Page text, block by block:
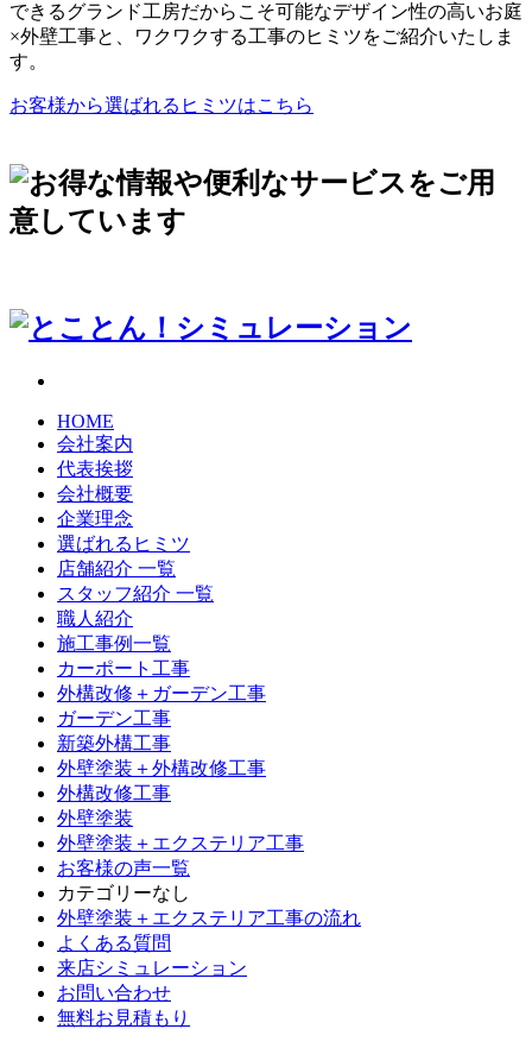
できるグランド工房だからこそ可能なデザイン性の高いお庭
×外壁工事と、ワクワクする工事のヒミツをご紹介いたしま
す。
お客様から選ばれるヒミツはこちら
HOME
会社案内
代表挨拶
会社概要
企業理念
選ばれるヒミツ
店舗紹介 一覧
スタッフ紹介 一覧
職人紹介
施工事例一覧
カーポート工事
外構改修＋ガーデン工事
ガーデン工事
新築外構工事
外壁塗装＋外構改修工事
外構改修工事
外壁塗装
外壁塗装＋エクステリア工事
お客様の声一覧
カテゴリーなし
外壁塗装＋エクステリア工事の流れ
よくある質問
来店シミュレーション
お問い合わせ
無料お見積もり